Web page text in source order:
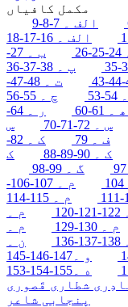
مکمل کافیاں
الف ۔ 7-8-9
الف ۔ 16-17-18
ب ۔ 27-
پ ۔ 38-37-36
ت ۔ 48-47-
چ ۔ 55-56
61-60
ر ۔ 64-
س ۔ 72-71-70
س
ف ۔ 79
ک ۔ 82-
ک ۔ 90-89-88
ک
گ ۔ 99-98
م ۔ 107-106-
م ۔ 115-114
م ۔
م ۔ 130-129
م ۔
ن ۔
و ۔147-146-145
پنجابی شاعر